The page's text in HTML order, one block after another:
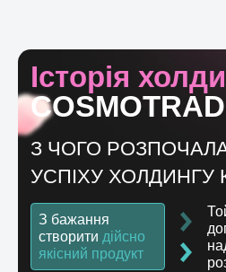
Історія
З ЧОГО
УСПІХУ
З бажання
створити дійсно
якісний продукт